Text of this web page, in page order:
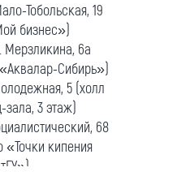
Тобольская, 19
бизнес»)
Мерзликина, 6а
Сибирь»)
5 (холл
3 этаж)
68
«Точки кипения